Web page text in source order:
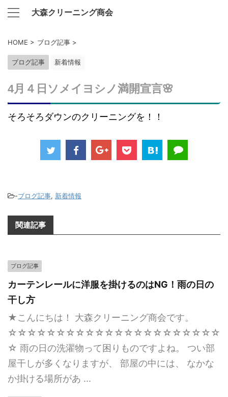
大森クリーニング商会
HOME > ブログ記事 >
ブログ記事 新着情報
4月４日ソメイヨシノ満開宣言🌸
そろそろダウンのクリーニングを！！
-ブログ記事, 新着情報
関連記事
ブログ記事
カーテンレールに洋服を掛けるのはNG！雨の日の
干し方
★こんにちは！ 大森クリーニング商会です。
☆☆☆☆☆☆☆☆☆☆☆☆☆☆☆☆☆☆☆☆☆☆
☆ 雨の日の洗濯物って困りものですよね。 つい部
屋干しが多くなりますが、 部屋の中には、 なかな
か掛ける場所があ ...